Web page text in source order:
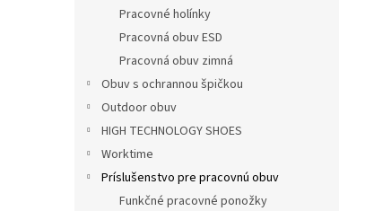
Pracovné holínky
Pracovná obuv ESD
Pracovná obuv zimná
Obuv s ochrannou špičkou
Outdoor obuv
HIGH TECHNOLOGY SHOES
Worktime
Príslušenstvo pre pracovnú obuv
Funkčné pracovné ponožky